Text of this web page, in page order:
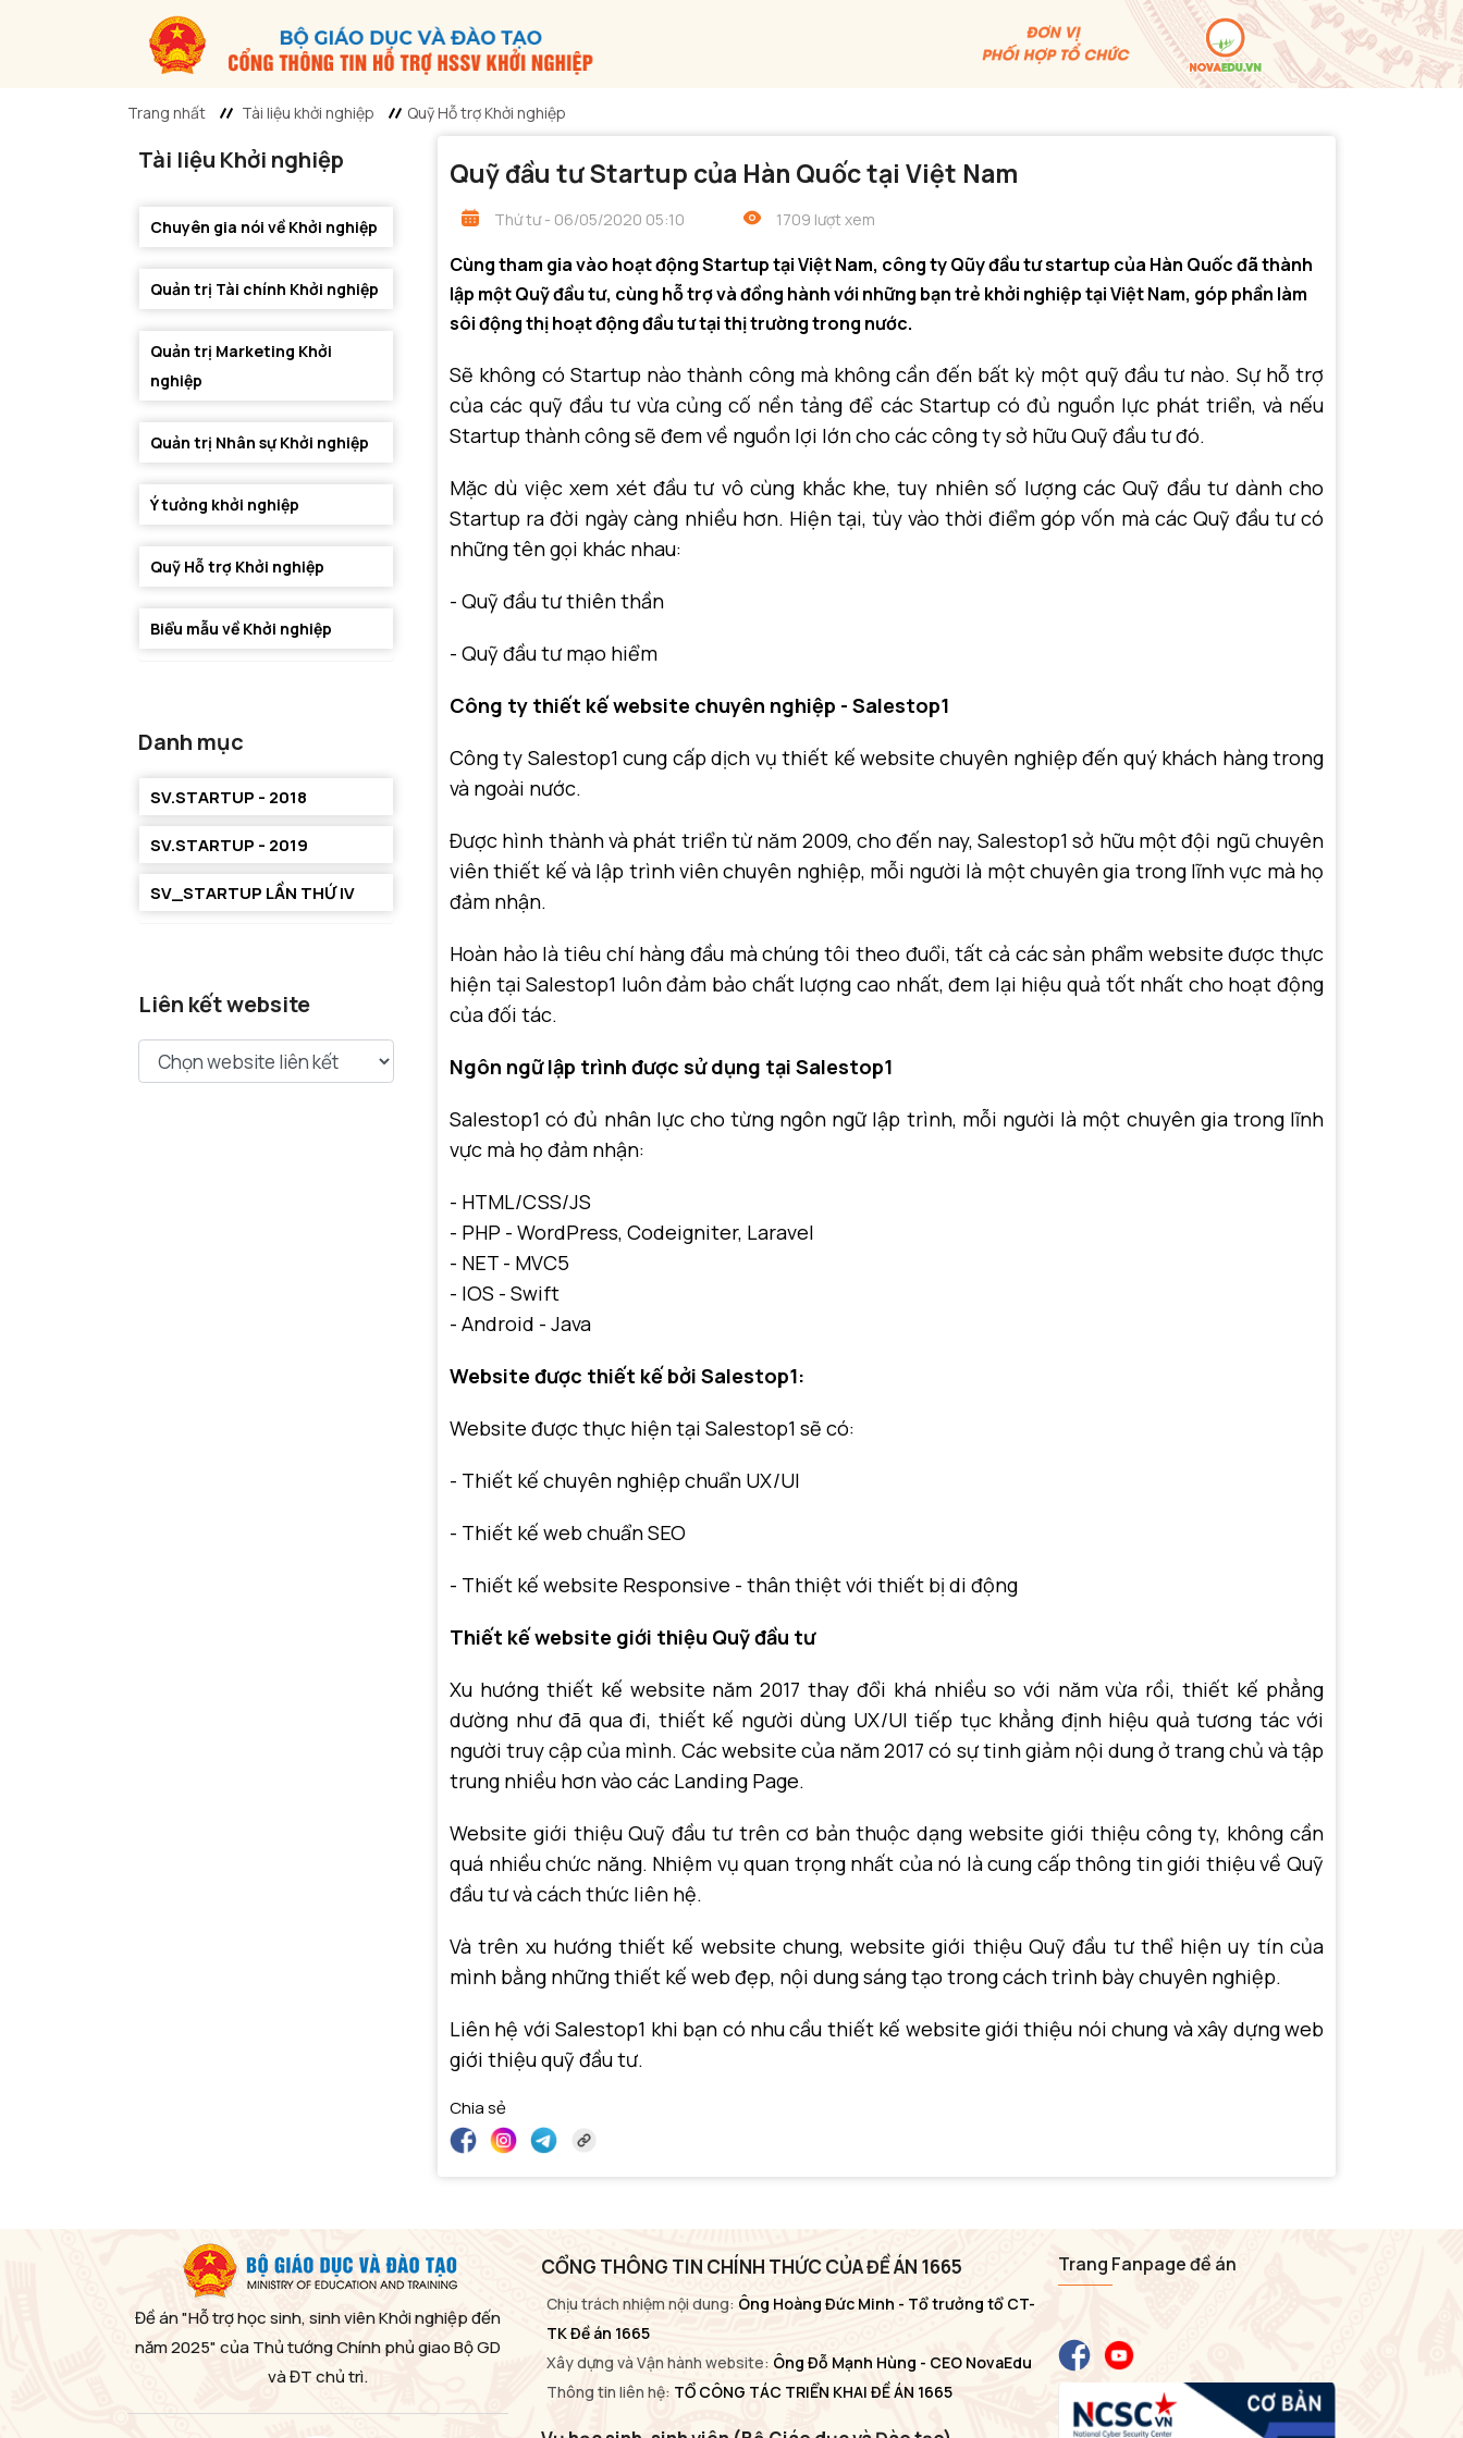
Trang nhất Tài liệu khởi nghiệp Quỹ Hỗ trợ Khởi nghiệp
Quỹ đầu tư Startup của Hàn Quốc tại Việt Nam
Thứ tư - 06/05/2020 05:10 1709 lượt xem
Cùng tham gia vào hoạt động Startup tại Việt Nam, công ty Qũy đầu tư startup của Hàn Quốc đã thành
lập một Quỹ đầu tư, cùng hỗ trợ và đồng hành với những bạn trẻ khởi nghiệp tại Việt Nam, góp phần làm
sôi động thị hoạt động đầu tư tại thị trường trong nước.
Sẽ không có Startup nào thành công mà không cần đến bất kỳ một quỹ đầu tư nào. Sự hỗ trợ
của các quỹ đầu tư vừa củng cố nền tảng để các Startup có đủ nguồn lực phát triển, và nếu
Startup thành công sẽ đem về nguồn lợi lớn cho các công ty sở hữu Quỹ đầu tư đó.
Mặc dù việc xem xét đầu tư vô cùng khắc khe, tuy nhiên số lượng các Quỹ đầu tư dành cho
Startup ra đời ngày càng nhiều hơn. Hiện tại, tùy vào thời điểm góp vốn mà các Quỹ đầu tư có
những tên gọi khác nhau:
- Quỹ đầu tư thiên thần
- Quỹ đầu tư mạo hiểm
Công ty thiết kế website chuyên nghiệp - Salestop1
Công ty Salestop1 cung cấp dịch vụ thiết kế website chuyên nghiệp đến quý khách hàng trong
và ngoài nước.
Được hình thành và phát triển từ năm 2009, cho đến nay, Salestop1 sở hữu một đội ngũ chuyên
viên thiết kế và lập trình viên chuyên nghiệp, mỗi người là một chuyên gia trong lĩnh vực mà họ
đảm nhận.
Hoàn hảo là tiêu chí hàng đầu mà chúng tôi theo đuổi, tất cả các sản phẩm website được thực
hiện tại Salestop1 luôn đảm bảo chất lượng cao nhất, đem lại hiệu quả tốt nhất cho hoạt động
của đối tác.
Ngôn ngữ lập trình được sử dụng tại Salestop1
Salestop1 có đủ nhân lực cho từng ngôn ngữ lập trình, mỗi người là một chuyên gia trong lĩnh
vực mà họ đảm nhận:
- HTML/CSS/JS
- PHP - WordPress, Codeigniter, Laravel
- NET - MVC5
- IOS - Swift
- Android - Java
Website được thiết kế bởi Salestop1:
Website được thực hiện tại Salestop1 sẽ có:
- Thiết kế chuyên nghiệp chuẩn UX/UI
- Thiết kế web chuẩn SEO
- Thiết kế website Responsive - thân thiệt với thiết bị di động
Thiết kế website giới thiệu Quỹ đầu tư
Xu hướng thiết kế website năm 2017 thay đổi khá nhiều so với năm vừa rồi, thiết kế phẳng
dường như đã qua đi, thiết kế người dùng UX/UI tiếp tục khẳng định hiệu quả tương tác với
người truy cập của mình. Các website của năm 2017 có sự tinh giảm nội dung ở trang chủ và tập
trung nhiều hơn vào các Landing Page.
Website giới thiệu Quỹ đầu tư trên cơ bản thuộc dạng website giới thiệu công ty, không cần
quá nhiều chức năng. Nhiệm vụ quan trọng nhất của nó là cung cấp thông tin giới thiệu về Quỹ
đầu tư và cách thức liên hệ.
Và trên xu hướng thiết kế website chung, website giới thiệu Quỹ đầu tư thể hiện uy tín của
mình bằng những thiết kế web đẹp, nội dung sáng tạo trong cách trình bày chuyên nghiệp.
Liên hệ với Salestop1 khi bạn có nhu cầu thiết kế website giới thiệu nói chung và xây dựng web
giới thiệu quỹ đầu tư.
Chia sẻ
Tài liệu Khởi nghiệp
Chuyên gia nói về Khởi nghiệp
Quản trị Tài chính Khởi nghiệp
Quản trị Marketing Khởi
nghiệp
Quản trị Nhân sự Khởi nghiệp
Ý tưởng khởi nghiệp
Quỹ Hỗ trợ Khởi nghiệp
Biểu mẫu về Khởi nghiệp
Danh mục
SV.STARTUP - 2018
SV.STARTUP - 2019
SV_STARTUP LẦN THỨ IV
Liên kết website
Đề án "Hỗ trợ học sinh, sinh viên Khởi nghiệp đến
năm 2025" của Thủ tướng Chính phủ giao Bộ GD
và ĐT chủ trì.
CỔNG THÔNG TIN CHÍNH THỨC CỦA ĐỀ ÁN 1665
Chịu trách nhiệm nội dung: Ông Hoàng Đức Minh - Tổ trưởng tổ CT-
TK Đề án 1665
Xây dựng và Vận hành website: Ông Đỗ Mạnh Hùng - CEO NovaEdu
Thông tin liên hệ: TỔ CÔNG TÁC TRIỂN KHAI ĐỀ ÁN 1665
Trang Fanpage đề án